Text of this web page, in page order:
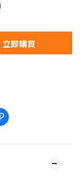
立即購買